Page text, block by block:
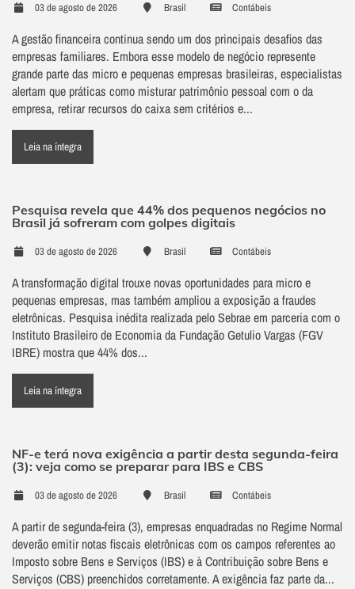
03 de agosto de 2026 Brasil Contábeis
A gestão financeira continua sendo um dos principais desafios das
empresas familiares. Embora esse modelo de negócio represente
grande parte das micro e pequenas empresas brasileiras, especialistas
alertam que práticas como misturar patrimônio pessoal com o da
empresa, retirar recursos do caixa sem critérios e...
Leia na íntegra
Pesquisa revela que 44% dos pequenos negócios no
Brasil já sofreram com golpes digitais
03 de agosto de 2026 Brasil Contábeis
A transformação digital trouxe novas oportunidades para micro e
pequenas empresas, mas também ampliou a exposição a fraudes
eletrônicas. Pesquisa inédita realizada pelo Sebrae em parceria com o
Instituto Brasileiro de Economia da Fundação Getulio Vargas (FGV
IBRE) mostra que 44% dos...
Leia na íntegra
NF-e terá nova exigência a partir desta segunda-feira
(3): veja como se preparar para IBS e CBS
03 de agosto de 2026 Brasil Contábeis
A partir de segunda-feira (3), empresas enquadradas no Regime Normal
deverão emitir notas fiscais eletrônicas com os campos referentes ao
Imposto sobre Bens e Serviços (IBS) e à Contribuição sobre Bens e
Serviços (CBS) preenchidos corretamente. A exigência faz parte da...